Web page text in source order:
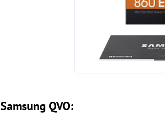
Samsung QVO: